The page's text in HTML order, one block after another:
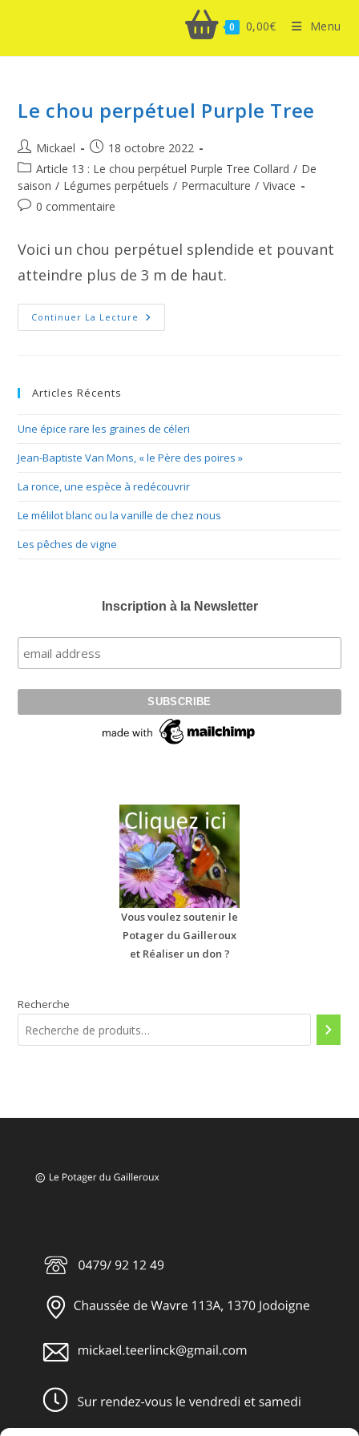
0 0,00€ Menu
Le chou perpétuel Purple Tree
Auteur/autrice
de
la
publication :
Mickael
Publication
publiée :
18 octobre 2022
Post
category:
Article 13 : Le chou perpétuel Purple Tree Collard / De
saison / Légumes perpétuels / Permaculture / Vivace
Commentaires
publication :
0 commentaire
Voici un chou perpétuel splendide et pouvant
atteindre plus de 3 m de haut.
Continuer La Lecture Le
Chou
Articles Récents
Une épice rare les graines de céleri
Jean-Baptiste Van Mons, « le Père des poires »
La ronce, une espèce à redécouvrir
Le mélilot blanc ou la vanille de chez nous
Les pêches de vigne
Inscription à la Newsletter
Vous voulez soutenir le
Potager du Gailleroux
et Réaliser un don ?
Recherche